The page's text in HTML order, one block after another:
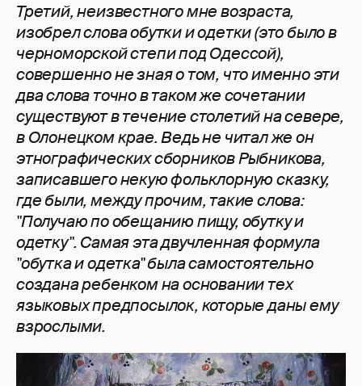
Третий, неизвестного мне возраста,
изобрел слова обутки и одетки (это было в
черноморской степи под Одессой),
совершенно не зная о том, что именно эти
два слова точно в таком же сочетании
существуют в течение столетий на севере,
в Олонецком крае. Ведь не читал же он
этнографических сборников Рыбникова,
записавшего некую фольклорную сказку,
где были, между прочим, такие слова:
"Получаю по обещанию пищу, обутку и
одетку". Самая эта двучленная формула
"обутка и одетка" была самостоятельно
создана ребенком на основании тех
языковых предпосылок, которые даны ему
взрослыми.